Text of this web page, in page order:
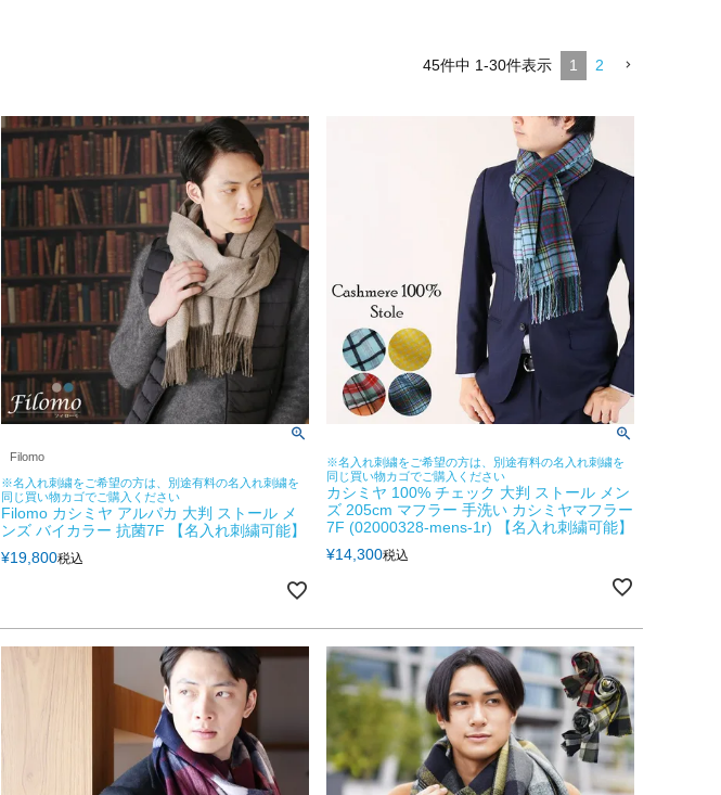
45件中 1-30件表示 1 2
Filomo
※名入れ刺繍をご希望の方は、別途有料の名入れ刺繍を
同じ買い物カゴでご購入ください
Filomo カシミヤ アルパカ 大判 ストール メ
ンズ バイカラー 抗菌7F 【名入れ刺繍可能】
¥19,800税込
※名入れ刺繍をご希望の方は、別途有料の名入れ刺繍を
同じ買い物カゴでご購入ください
カシミヤ 100% チェック 大判 ストール メン
ズ 205cm マフラー 手洗い カシミヤマフラー
7F (02000328-mens-1r) 【名入れ刺繍可能】
¥14,300税込